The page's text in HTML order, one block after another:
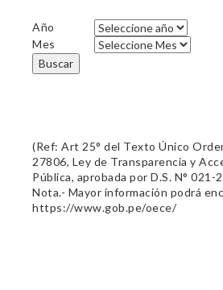
Año
Mes
Buscar
(Ref: Art 25° del Texto Único
27806, Ley de Transparencia y
Pública, aprobada por D.S. N° 021-
Nota.- Mayor información podrá
https://www.gob.pe/oece/